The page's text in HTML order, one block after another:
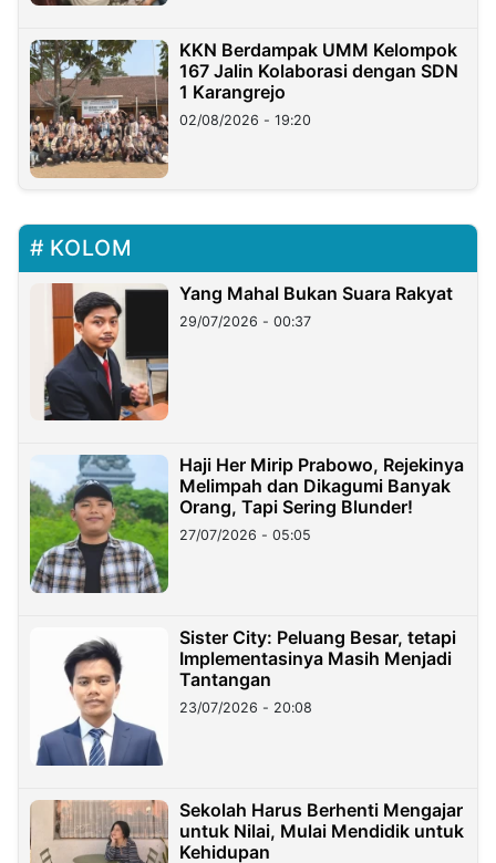
KKN Berdampak UMM Kelompok
167 Jalin Kolaborasi dengan SDN
1 Karangrejo
02/08/2026 - 19:20
KOLOM
Yang Mahal Bukan Suara Rakyat
29/07/2026 - 00:37
Haji Her Mirip Prabowo, Rejekinya
Melimpah dan Dikagumi Banyak
Orang, Tapi Sering Blunder!
27/07/2026 - 05:05
Sister City: Peluang Besar, tetapi
Implementasinya Masih Menjadi
Tantangan
23/07/2026 - 20:08
Sekolah Harus Berhenti Mengajar
untuk Nilai, Mulai Mendidik untuk
Kehidupan